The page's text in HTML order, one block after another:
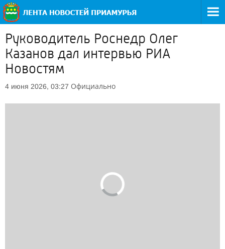
Руководитель Роснедр Олег
Казанов дал интервью РИА
Новостям
4 июня 2026, 03:27 Официально